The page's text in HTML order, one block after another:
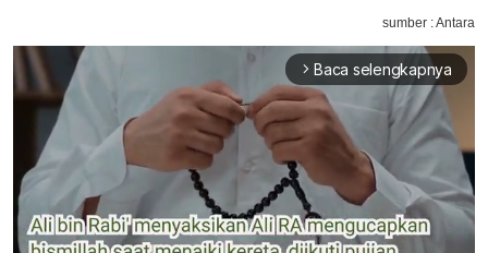
sumber : Antara
arrow_forward_ios Baca selengkapnya